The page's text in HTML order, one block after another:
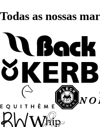
Todas as nossas